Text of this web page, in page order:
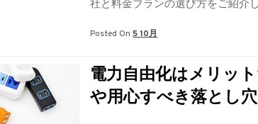
社と料金ブランの選び方をご紹介し
Posted On 5 10月
電力自由化はメリッ
や用心すべき落とし